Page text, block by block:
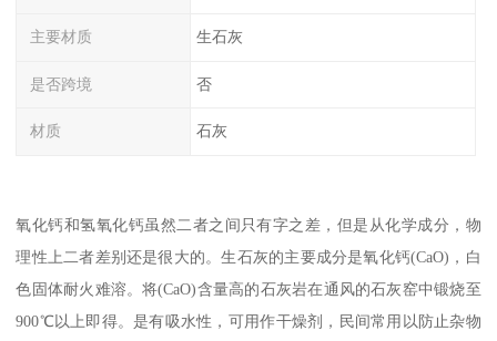
主要材质 生石灰
是否跨境 否
材质 石灰
氧化钙和氢氧化钙虽然二者之间只有字之差，但是从化学成分，物
理性上二者差别还是很大的。生石灰的主要成分是氧化钙(CaO)，白
色固体耐火难溶。将(CaO)含量高的石灰岩在通风的石灰窑中锻烧至
900℃以上即得。是有吸水性，可用作干燥剂，民间常用以防止杂物